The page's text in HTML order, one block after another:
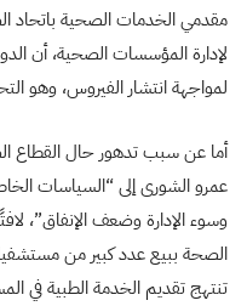
مقدمي الخدمات الصحية باتحاد
لمواجهة انتشار الفيروس، وهو
أما عن سبب تدهور حال القطاع
عمرو الشورى إلى “السياسات
وسوء الإدارة وضعف الإنفاق”،
الصحة ببيع عدد كبير من
تنتهج تقديم الخدمة الطبية في